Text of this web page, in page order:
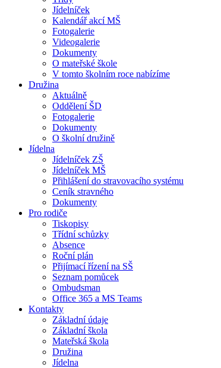
Jídelníček
Kalendář akcí MŠ
Fotogalerie
Videogalerie
Dokumenty
O mateřské škole
V tomto školním roce nabízíme
Družina
Aktuálně
Oddělení ŠD
Fotogalerie
Dokumenty
O školní družině
Jídelna
Jídelníček ZŠ
Jídelníček MŠ
Přihlášení do stravovacího systému
Ceník stravného
Dokumenty
Pro rodiče
Tiskopisy
Třídní schůzky
Absence
Roční plán
Přijímací řízení na SŠ
Seznam pomůcek
Ombudsman
Office 365 a MS Teams
Kontakty
Základní údaje
Základní škola
Mateřská škola
Družina
Jídelna